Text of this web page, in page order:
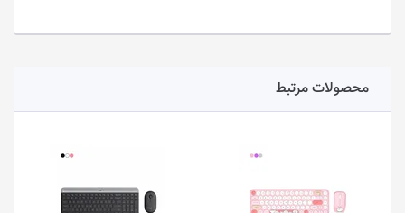
محصولات مرتبط